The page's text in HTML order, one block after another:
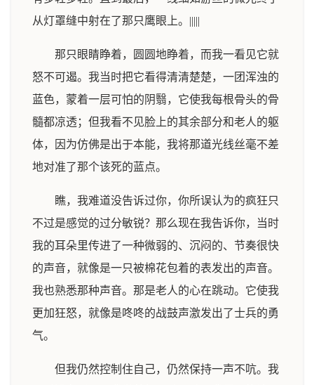
从灯罩缝中射在了那只鹰眼上。|||||
那只眼睛睁着，圆圆地睁着，而我一看见它就
怒不可遏。我当时把它看得清清楚楚，一团浑浊的
蓝色，蒙着一层可怕的阴翳，它使我每根骨头的骨
髓都凉透；但我看不见脸上的其余部分和老人的躯
体，因为仿佛是出于本能，我将那道光线丝毫不差
地对准了那个该死的蓝点。
瞧，我难道没告诉过你，你所误认为的疯狂只
不过是感觉的过分敏锐？那么现在我告诉你，当时
我的耳朵里传进了一种微弱的、沉闷的、节奏很快
的声音，就像是一只被棉花包着的表发出的声音。
我也熟悉那种声音。那是老人的心在跳动。它使我
更加狂怒，就像是咚咚的战鼓声激发出了士兵的勇
气。
但我仍然控制住自己，仍然保持一声不吭。我